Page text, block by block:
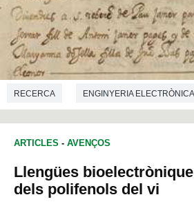
RECERCA ENGINYERIA ELECTRÒNICA
ENGINYERIA DE TELECOMUNICACIONS
ARTICLES - AVENÇOS
Llengües
dels polifenols del vi